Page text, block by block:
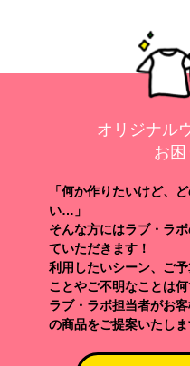
オリジナル
お
「何か作りたいけど、
い…」
そんな方にはラブ・ラ
ていただきます！
利用したいシーン、ご
ことやご不明なことは何
ラブ・ラボ担当者がお
の商品をご提案いたしま